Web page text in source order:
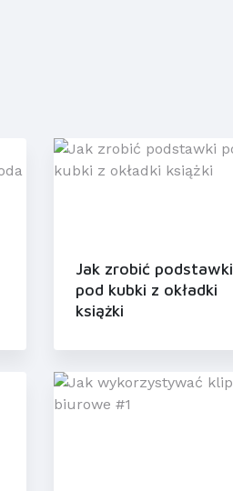
Jak zrobić podstawki
pod kubki z okładki
książki